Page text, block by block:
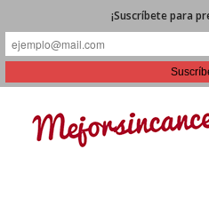
¡Suscríbete para